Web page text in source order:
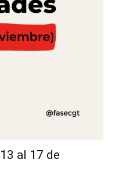
al 17 de